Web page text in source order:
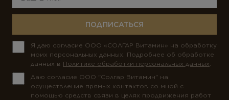
ПОДПИСАТЬСЯ
Я даю согласие ООО «СОЛГАР Витамин» на обработку
моих персональных данных. Подробнее об обработке
данных в Политике обработки персональных данных.
Даю согласие ООО "Солгар Витамин" на
осуществление прямых контактов со мной с
помощью средств связи в целях продвижения работ